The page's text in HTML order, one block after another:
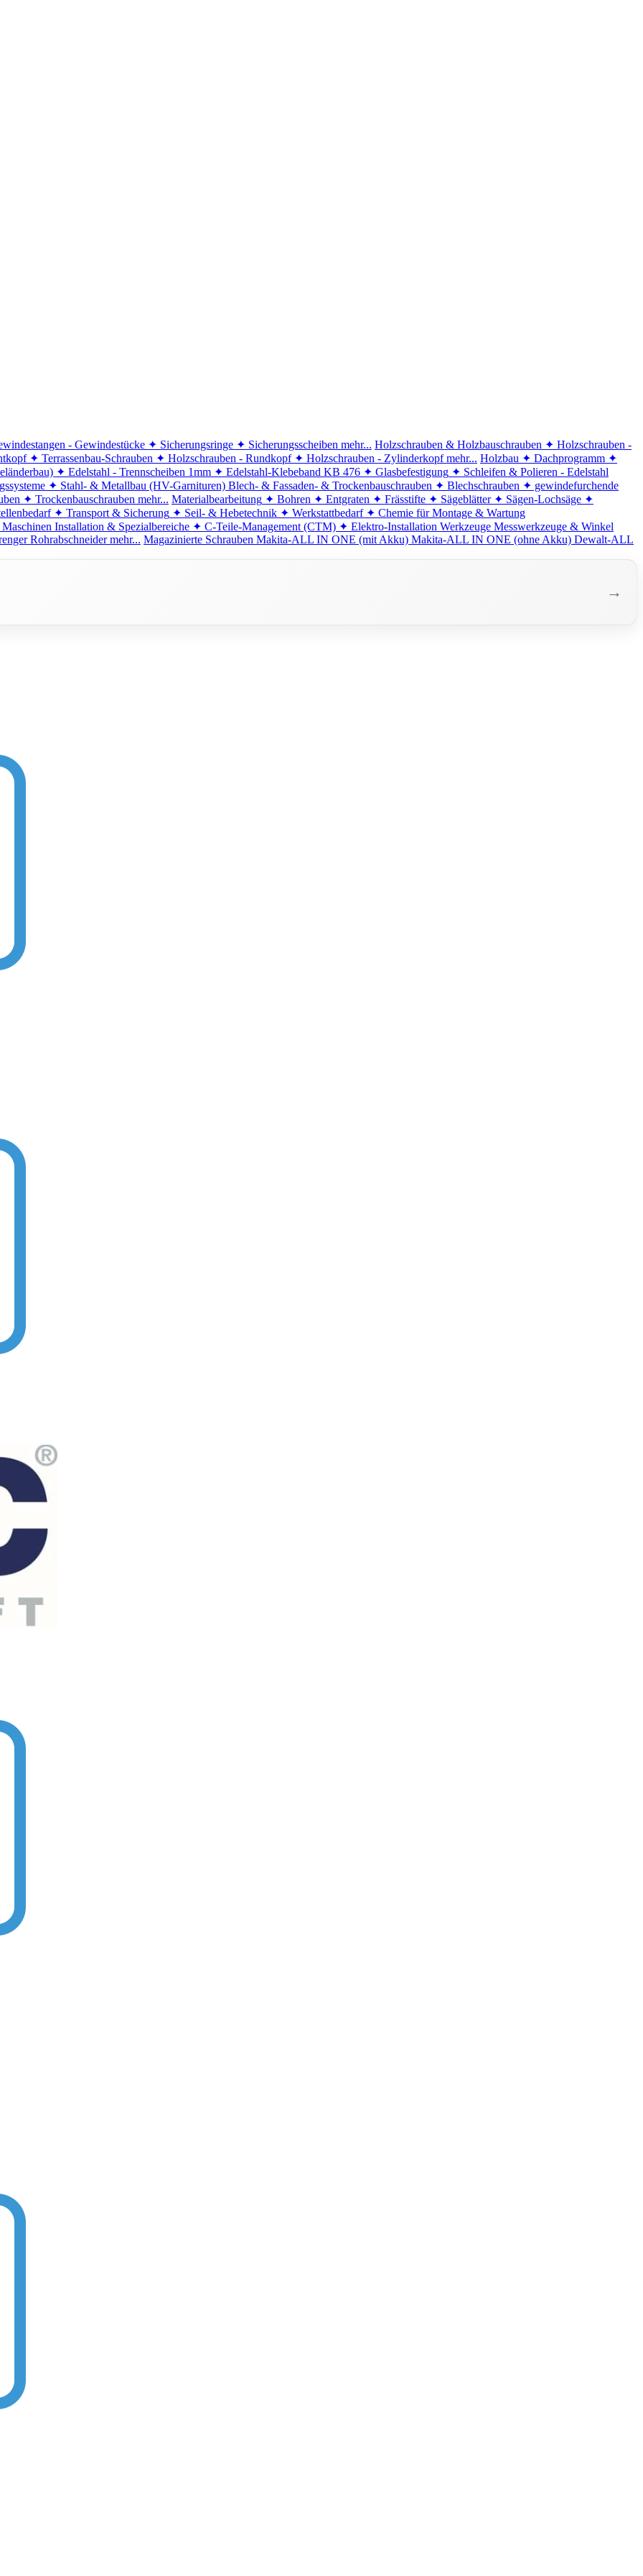
- Gewindestücke ✦ Sicherungsringe ✦ Sicherungsscheiben mehr... Holzschrauben & Holzbauschrauben ✦ Holzschrauben -
✦ Terrassenbau-Schrauben ✦ Holzschrauben - Rundkopf ✦ Holzschrauben - Zylinderkopf mehr... Holzbau ✦ Dachprogramm ✦
✦ Edelstahl - Trennscheiben 1mm ✦ Edelstahl-Klebeband KB 476 ✦ Glasbefestigung ✦ Schleifen & Polieren - Edelstahl
✦ Stahl- & Metallbau (HV-Garnituren) Blech- & Fassaden- & Trockenbauschrauben ✦ Blechschrauben ✦ gewindefurchende
✦ Trockenbauschrauben mehr... Materialbearbeitung ✦ Bohren ✦ Entgraten ✦ Frässtifte ✦ Sägeblätter ✦ Sägen-Lochsäge ✦
✦ Transport & Sicherung ✦ Seil- & Hebetechnik ✦ Werkstattbedarf ✦ Chemie für Montage & Wartung
Installation & Spezialbereiche ✦ C-Teile-Management (CTM) ✦ Elektro-Installation Werkzeuge Messwerkzeuge & Winkel
Rohrabschneider mehr... Magazinierte Schrauben Makita-ALL IN ONE (mit Akku) Makita-ALL IN ONE (ohne Akku) Dewalt-ALL
→